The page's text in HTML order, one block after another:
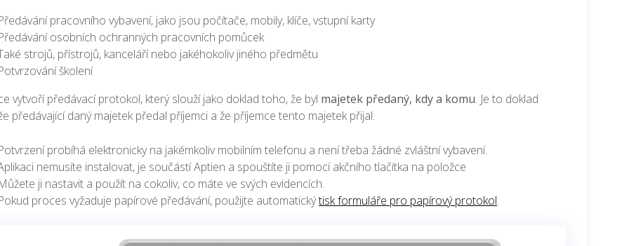
pracovního vybavení, jako jsou počítače, mobily, klíče, vstupní karty
osobních ochranných pracovních pomůcek
strojů, přístrojů, kanceláří nebo jakéhokoliv jiného předmětu
školení
vytvoří předávací protokol, který slouží jako doklad toho, že byl majetek předaný, kdy a komu. Je to doklad
předávající daný majetek předal příjemci a že příjemce tento majetek přijal.
probíhá elektronicky na jakémkoliv mobilním telefonu a není třeba žádné zvláštní vybavení.
nemusíte instalovat, je součástí Aptien a spouštíte ji pomocí akčního tlačítka na položce
ji nastavit a použít na cokoliv, co máte ve svých evidencích.
proces vyžaduje papírové předávání, použijte automatickýtisk formuláře pro papírový protokol.